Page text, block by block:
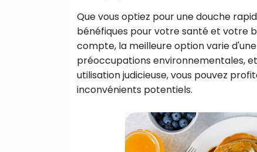
Que vous optiez pour une douche
bénéfiques pour votre santé et votre
compte, la meilleure option varie
préoccupations environnementales,
utilisation judicieuse, vous pouvez
inconvénients potentiels.